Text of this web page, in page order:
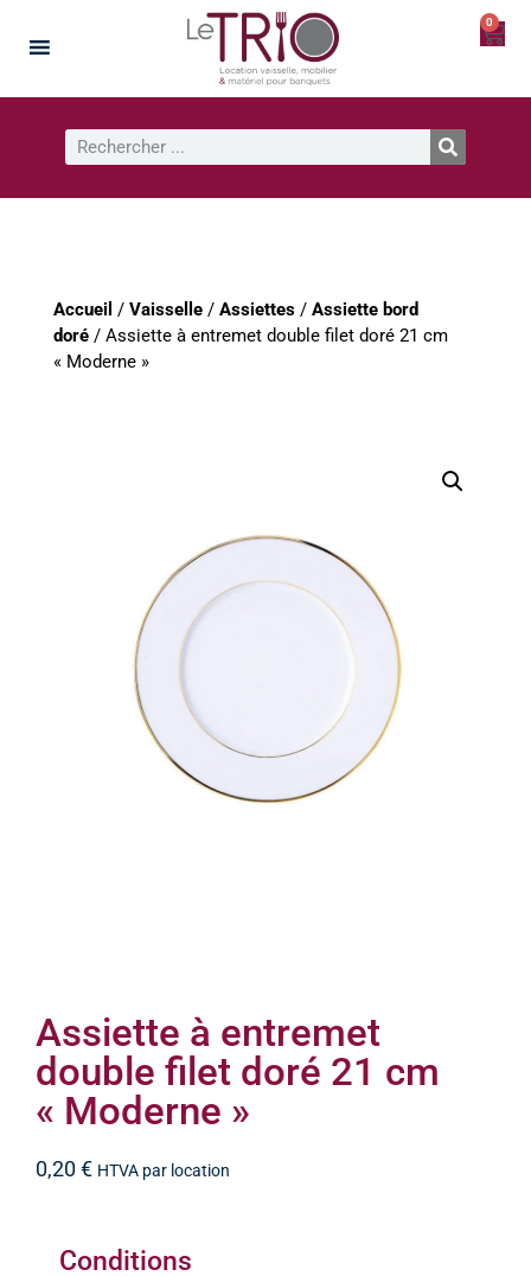
0
Accueil /Vaisselle /Assiettes /Assiette bord
doré / Assiette à entremet double filet doré 21 cm
« Moderne »
Assiette à entremet
double filet doré 21 cm
« Moderne »
0,20 € HTVA par location
Conditions